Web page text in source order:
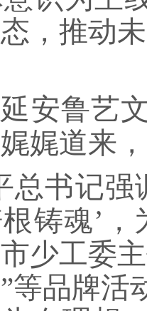
，推动
安鲁艺
娓道来
总书记
铸魂’
少工委
等品牌活